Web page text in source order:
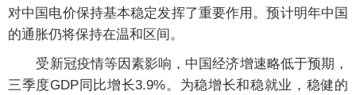
对中国电价保持基本稳定发挥了重要作用。预计明年中国
的通胀仍将保持在温和区间。
受新冠疫情等因素影响，中国经济增速略低于预期，
三季度GDP同比增长3.9%。为稳增长和稳就业，稳健的